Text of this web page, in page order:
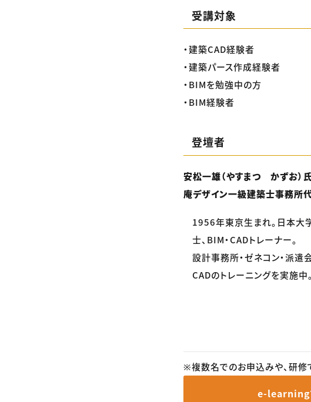
受講対象
・建築CAD経験者
・建築パース作成経験者
・BIMを勉強中の方
・BIM経験者
登壇者
安松一雄（やすまつ かずお）
庵デザイン一級建築士事務所
1956年東京生まれ。日本大
士、BIM・CADトレーナー。
設計事務所・ゼネコン・派遣
CADのトレーニングを実施中。
※複数名でのお申込みや、研修
e-learning